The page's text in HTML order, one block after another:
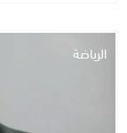
الرياضة